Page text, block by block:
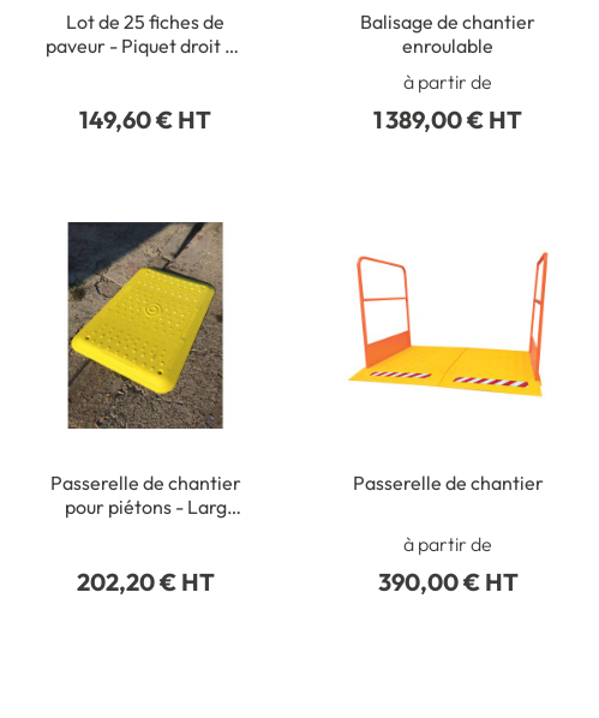
Lot de 25 fiches de
paveur - Piquet droit de
149,60 € HT
Balisage de chantier
enroulable
à partir de
1 389,00 € HT
Passerelle de chantier
pour piétons - Larg
202,20 € HT
Passerelle de chantier
à partir de
390,00 € HT